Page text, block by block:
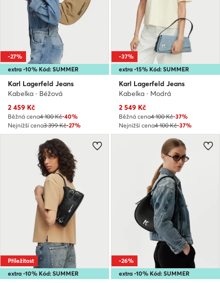
extra -10% Kód: SUMMER
-27%
Karl Lagerfeld Jeans
Kabelka · Béžová
Aktuální cena
2 459 Kč
Běžná cena4 100 Kč-40%
Nejnižší cena3 399 Kč-27%
extra -15% Kód: SUMMER
-37%
Karl Lagerfeld Jeans
Kabelka · Modrá
Aktuální cena
2 549 Kč
Běžná cena4 100 Kč-37%
Nejnižší cena4 100 Kč-37%
extra -10% Kód: SUMMER
Příležitost
extra -10% Kód: SUMMER
-26%